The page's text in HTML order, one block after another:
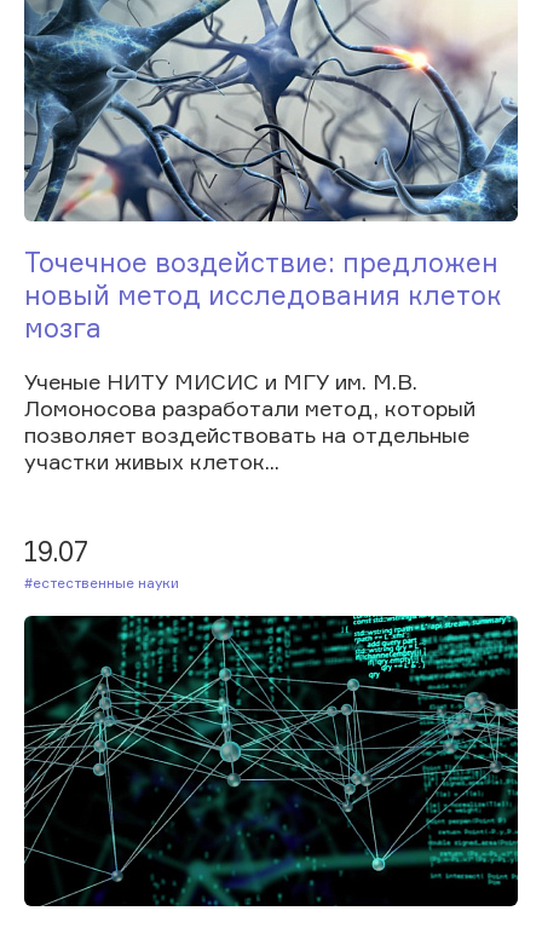
Точечное воздействие: предложен
новый метод исследования клеток
мозга
Ученые НИТУ МИСИС и МГУ им. М.В.
Ломоносова разработали метод, который
позволяет воздействовать на отдельные
участки живых клеток...
19.07
#Естественные науки